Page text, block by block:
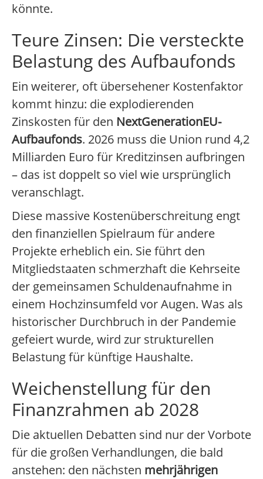
könnte.
Teure Zinsen: Die versteckte
Belastung des Aufbaufonds
Ein weiterer, oft übersehener Kostenfaktor
kommt hinzu: die explodierenden
Zinskosten für den NextGenerationEU-
Aufbaufonds. 2026 muss die Union rund 4,2
Milliarden Euro für Kreditzinsen aufbringen
– das ist doppelt so viel wie ursprünglich
veranschlagt.
Diese massive Kostenüberschreitung engt
den finanziellen Spielraum für andere
Projekte erheblich ein. Sie führt den
Mitgliedstaaten schmerzhaft die Kehrseite
der gemeinsamen Schuldenaufnahme in
einem Hochzinsumfeld vor Augen. Was als
historischer Durchbruch in der Pandemie
gefeiert wurde, wird zur strukturellen
Belastung für künftige Haushalte.
Weichenstellung für den
Finanzrahmen ab 2028
Die aktuellen Debatten sind nur der Vorbote
für die großen Verhandlungen, die bald
anstehen: den nächsten mehrjährigen